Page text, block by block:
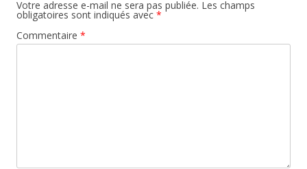
Votre adresse e-mail ne sera pas publiée. Les champs
obligatoires sont indiqués avec *
Commentaire *